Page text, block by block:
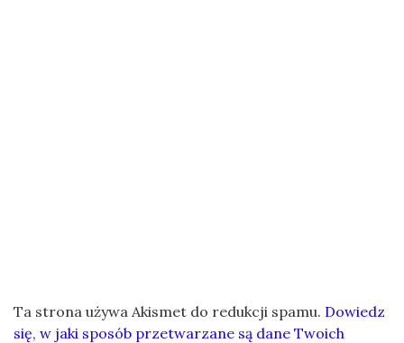
Ta strona używa Akismet do redukcji spamu. Dowiedz
się, w jaki sposób przetwarzane są dane Twoich